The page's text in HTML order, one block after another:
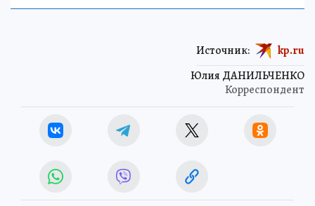
Юлия ДАНИЛЬЧЕНКО
Корреспондент
Источник: kp.ru